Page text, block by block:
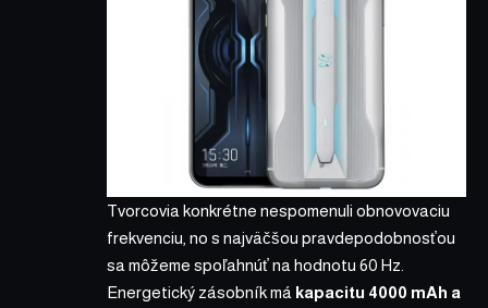
Tvorcovia konkrétne nespomenuli obnovovaciu
frekvenciu, no s najväčšou pravdepodobnosťou
sa môžeme spoľahnúť na hodnotu 60 Hz.
Energetický zásobník má kapacitu 4000 mAh a